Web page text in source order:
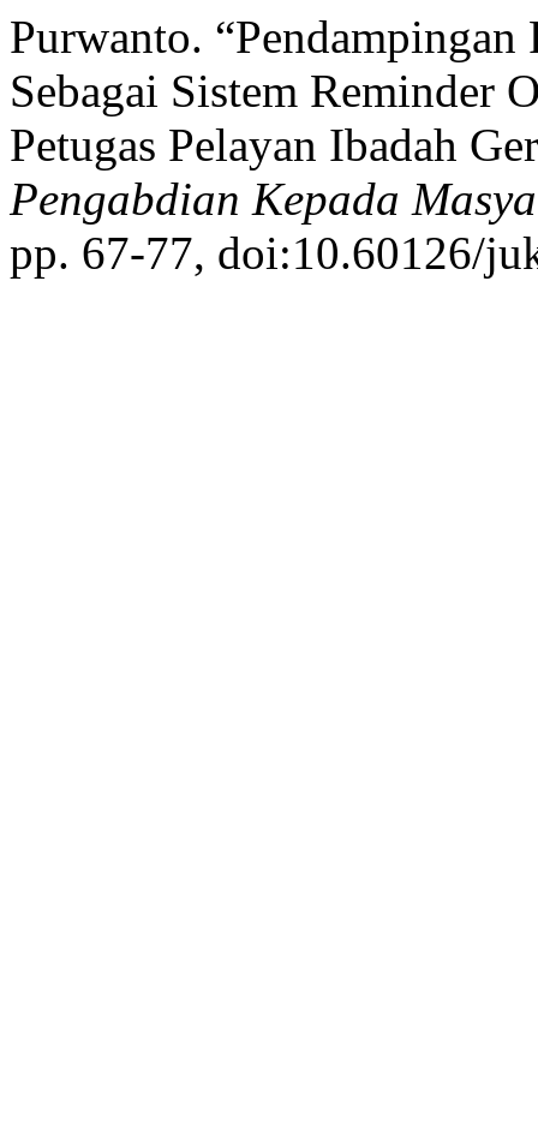
Purwanto. “Pendampingan
Sebagai Sistem Reminder
Petugas Pelayan Ibadah
Pengabdian Kepada
pp. 67-77, doi:10.60126/